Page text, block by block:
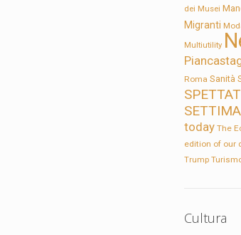
dei Musei
Migranti
Multiutility
Roma Sanità
today The
edition of our
Trump
Cultura